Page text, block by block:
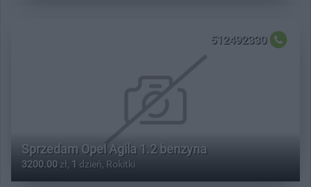
512492330
Sprzedam Opel Agila 1.2 benzyna
3200.00 zł, 1 dzień, Rokitki